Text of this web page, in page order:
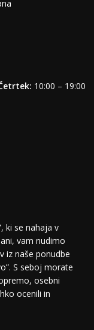
10:00 – 19:00
ki se nahaja v
vam nudimo
iz naše ponudbe
S seboj morate
osebni
ocenili in